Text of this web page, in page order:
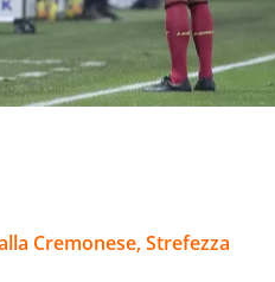
Cremonese, Strefezza